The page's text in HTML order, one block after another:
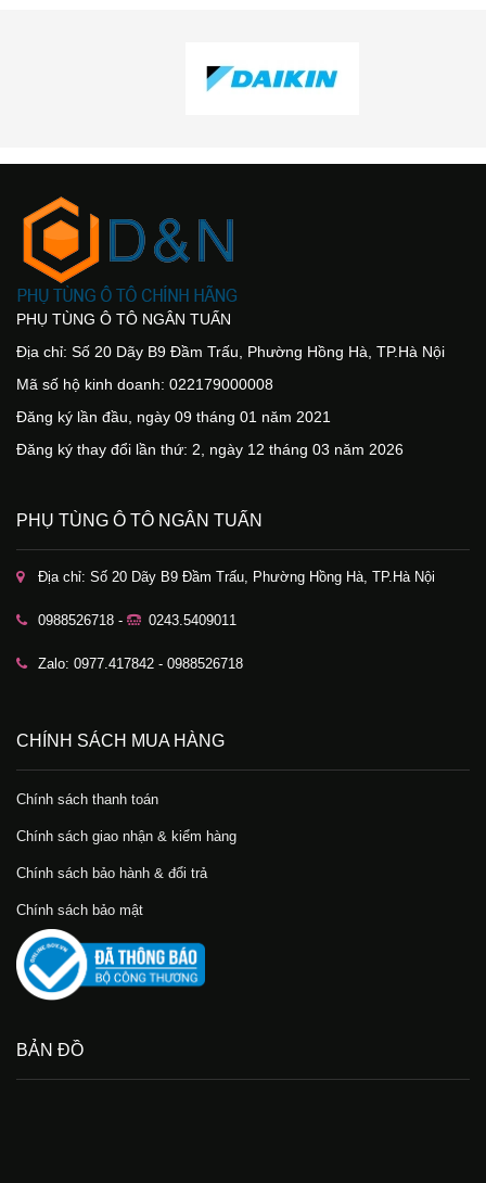
PHỤ TÙNG Ô TÔ NGÂN TUẤN
Địa chỉ: Số 20 Dãy B9 Đầm Trấu, Phường Hồng Hà, TP.Hà Nội
Mã số hộ kinh doanh: 022179000008
Đăng ký lần đầu, ngày 09 tháng 01 năm 2021
Đăng ký thay đổi lần thứ: 2, ngày 12 tháng 03 năm 2026
PHỤ TÙNG Ô TÔ NGÂN TUẤN
Địa chỉ: Số 20 Dãy B9 Đầm Trấu, Phường Hồng Hà, TP.Hà Nội
0988526718 - 0243.5409011
Zalo: 0977.417842 - 0988526718
CHÍNH SÁCH MUA HÀNG
Chính sách thanh toán
Chính sách giao nhận & kiểm hàng
Chính sách bảo hành & đổi trả
Chính sách bảo mật
BẢN ĐỒ